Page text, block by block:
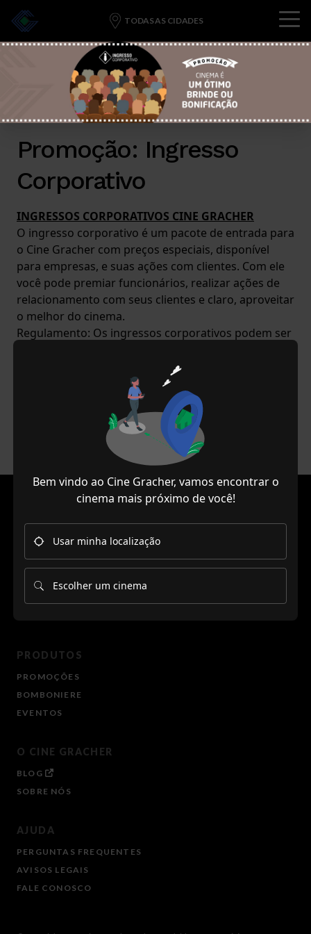
TODAS AS CIDADES Menu
PROMOÇÕES
EVENTOS
PROTOCOLO
Bem vindo ao Cine Gracher, vamos encontrar o
cinema mais próximo de você!
Usar minha localização
Escolher um cinema
Promoção: Ingresso
Corporativo
INGRESSOS CORPORATIVOS CINE GRACHER
O ingresso corporativo é um pacote de entrada para
o Cine Gracher com preços especiais, disponível
para empresas, e suas ações com clientes. Com ele
você pode premiar funcionários, realizar ações de
relacionamento com seus clientes e claro, aproveitar
o melhor do cinema.
Regulamento: Os ingressos corporativos podem ser
qualquer filme (2D ou 3D), dia da semana, horário e
: 30 (trinta) ingressos.
: à vistaValidade para utilização
Reserve entrando em contato com o Cine Gracher.
PRODUTOS
PROMOÇÕES
BOMBONIERE
EVENTOS
O CINE GRACHER
BLOG
SOBRE NÓS
AJUDA
PERGUNTAS FREQUENTES
AVISOS LEGAIS
FALE CONOSCO